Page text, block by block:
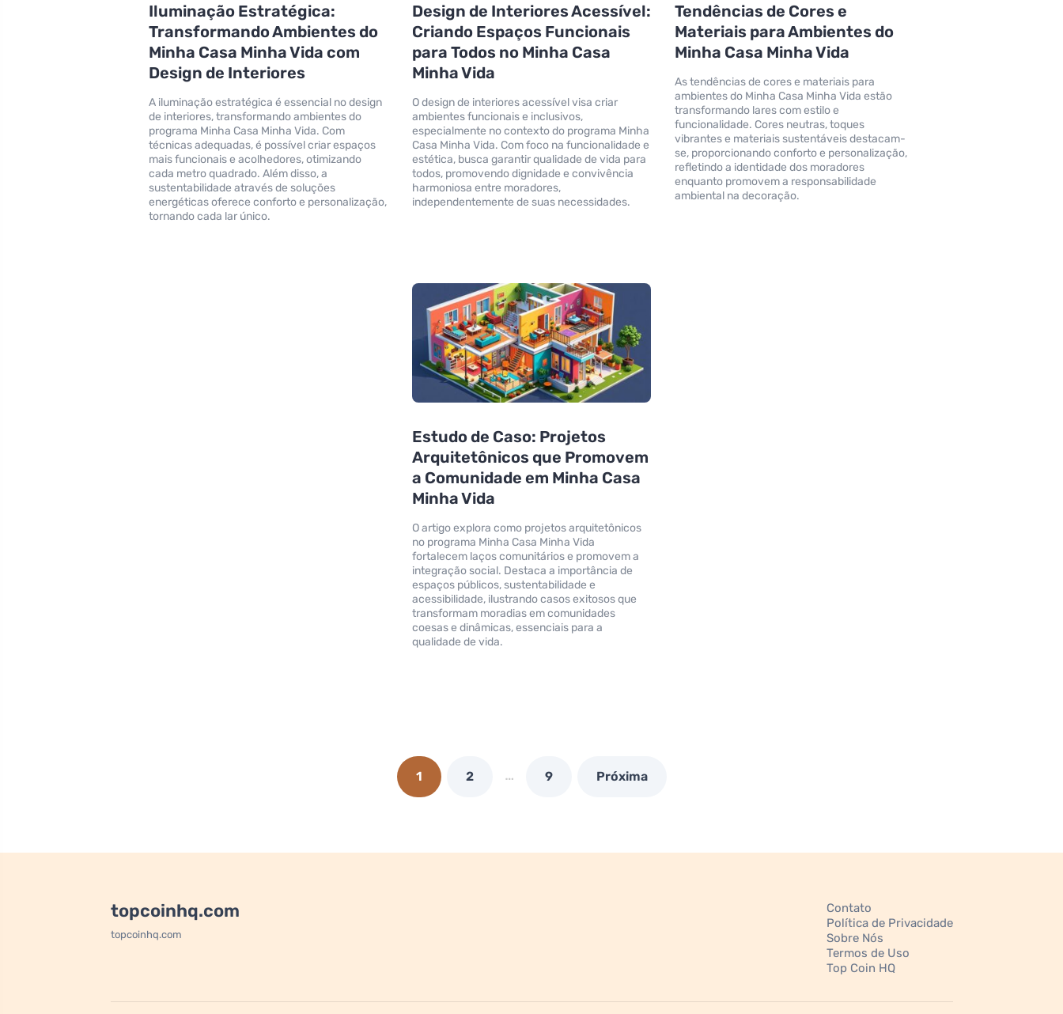
Iluminação Estratégica:
Transformando Ambientes do
Minha Casa Minha Vida com
Design de Interiores
A iluminação estratégica é essencial no design
de interiores, transformando ambientes do
programa Minha Casa Minha Vida. Com
técnicas adequadas, é possível criar espaços
mais funcionais e acolhedores, otimizando
cada metro quadrado. Além disso, a
sustentabilidade através de soluções
energéticas oferece conforto e personalização,
tornando cada lar único.
Design de Interiores Acessível:
Criando Espaços Funcionais
para Todos no Minha Casa
Minha Vida
O design de interiores acessível visa criar
ambientes funcionais e inclusivos,
especialmente no contexto do programa Minha
Casa Minha Vida. Com foco na funcionalidade e
estética, busca garantir qualidade de vida para
todos, promovendo dignidade e convivência
harmoniosa entre moradores,
independentemente de suas necessidades.
Tendências de Cores e
Materiais para Ambientes do
Minha Casa Minha Vida
As tendências de cores e materiais para
ambientes do Minha Casa Minha Vida estão
transformando lares com estilo e
funcionalidade. Cores neutras, toques
vibrantes e materiais sustentáveis destacam-
se, proporcionando conforto e personalização,
refletindo a identidade dos moradores
enquanto promovem a responsabilidade
ambiental na decoração.
Estudo de Caso: Projetos
Arquitetônicos que Promovem
a Comunidade em Minha Casa
Minha Vida
O artigo explora como projetos arquitetônicos
no programa Minha Casa Minha Vida
fortalecem laços comunitários e promovem a
integração social. Destaca a importância de
espaços públicos, sustentabilidade e
acessibilidade, ilustrando casos exitosos que
transformam moradias em comunidades
coesas e dinâmicas, essenciais para a
qualidade de vida.
1 2 … 9 Próxima
topcoinhq.com
topcoinhq.com
Contato
Política de Privacidade
Sobre Nós
Termos de Uso
Top Coin HQ